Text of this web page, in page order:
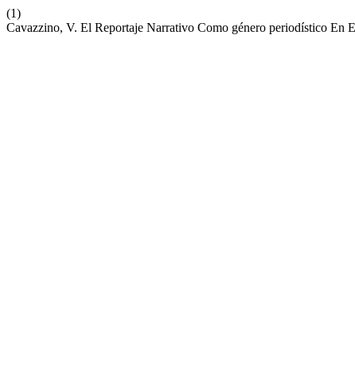
(1)
Cavazzino, V. El Reportaje Narrativo Como género periodístico En